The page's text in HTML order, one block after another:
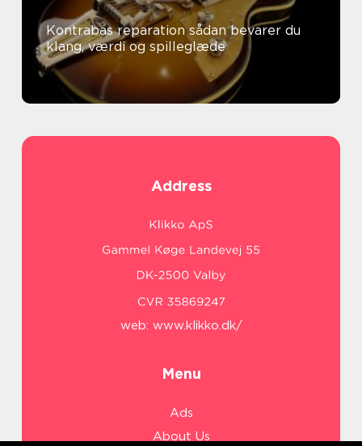
Kontrabas reparation sådan bevarer du
klang, værdi og spilleglæde
Address
web: www.klikko.dk/
Menu
Ads
About Us